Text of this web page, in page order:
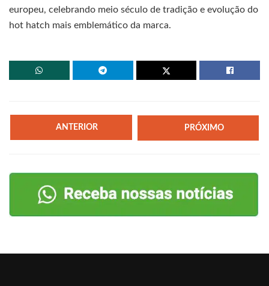
europeu, celebrando meio século de tradição e evolução do
hot hatch mais emblemático da marca.
ANTERIOR PRÓXIMO